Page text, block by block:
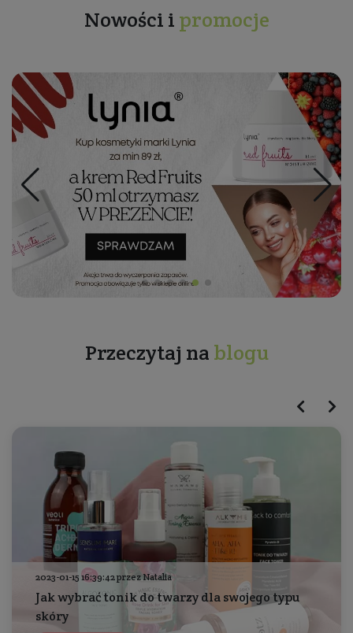
Nowości i promocje
Przeczytaj na blogu
2023-01-15 16:39:42 przez Natalia
Jak wybrać tonik do twarzy dla swojego typu
skóry